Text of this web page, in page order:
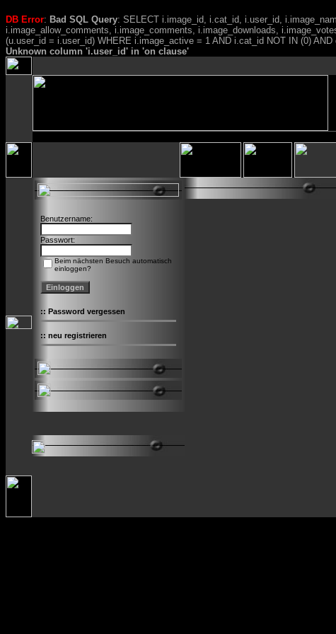
DB Error: Bad SQL Query: SELECT i.image_id, i.cat_id, i.user_id,
i.image_allow_comments, i.image_comments, i.image_downloads,
(u.user_id = i.user_id) WHERE i.image_active = 1 AND i.cat_id NOT IN (0)
Unknown column 'i.user_id' in 'on clause'
Benutzername:
Passwort:
Beim nächsten Besuch automatisch
einloggen?
:: Password vergessen
:: neu registrieren